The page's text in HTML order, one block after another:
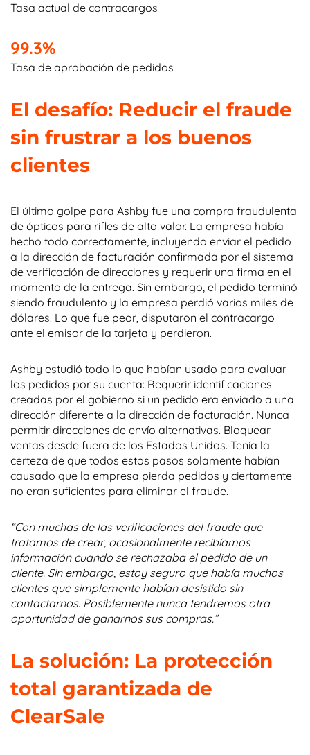
Tasa actual de contracargos
99.3%
Tasa de aprobación de pedidos
El desafío: Reducir el fraude
sin frustrar a los buenos
clientes
El último golpe para Ashby fue una compra fraudulenta
de ópticos para rifles de alto valor. La empresa había
hecho todo correctamente, incluyendo enviar el pedido
a la dirección de facturación confirmada por el sistema
de verificación de direcciones y requerir una firma en el
momento de la entrega. Sin embargo, el pedido terminó
siendo fraudulento y la empresa perdió varios miles de
dólares. Lo que fue peor, disputaron el contracargo
ante el emisor de la tarjeta y perdieron.
Ashby estudió todo lo que habían usado para evaluar
los pedidos por su cuenta: Requerir identificaciones
creadas por el gobierno si un pedido era enviado a una
dirección diferente a la dirección de facturación. Nunca
permitir direcciones de envío alternativas. Bloquear
ventas desde fuera de los Estados Unidos. Tenía la
certeza de que todos estos pasos solamente habían
causado que la empresa pierda pedidos y ciertamente
no eran suficientes para eliminar el fraude.
“Con muchas de las verificaciones del fraude que
tratamos de crear, ocasionalmente recibíamos
información cuando se rechazaba el pedido de un
cliente. Sin embargo, estoy seguro que había muchos
clientes que simplemente habían desistido sin
contactarnos. Posiblemente nunca tendremos otra
oportunidad de ganarnos sus compras.”
La solución: La protección
total garantizada de
ClearSale